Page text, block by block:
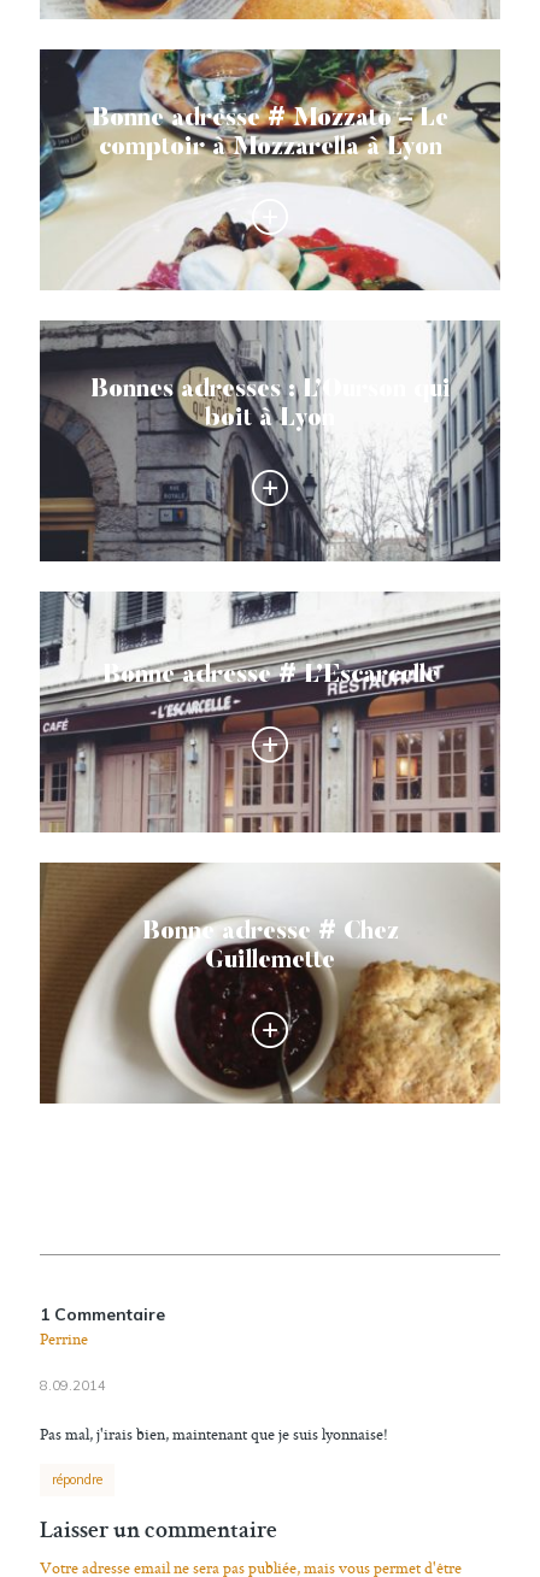
Bonne adresse # Mozzato – Le
comptoir à Mozzarella à Lyon
Bonnes adresses : L’Ourson qui
boit à Lyon
Bonne adresse # L’Escarcelle
Bonne adresse # Chez
Guillemette
1 Commentaire
Perrine
8.09.2014
Pas mal, j'irais bien, maintenant que je suis lyonnaise!
répondre
Laisser un commentaire
Votre adresse email ne sera pas publiée, mais vous permet d'être